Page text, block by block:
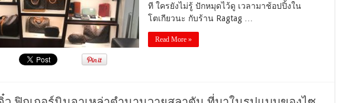
ณ
กิน
ไป
หา
ที ใครยังไม่รู้ ปักหมุดไว้ดู เวลามาช้อปปิ้งใน
โตเกียวนะ กับร้าน Ragtag …
Read More »